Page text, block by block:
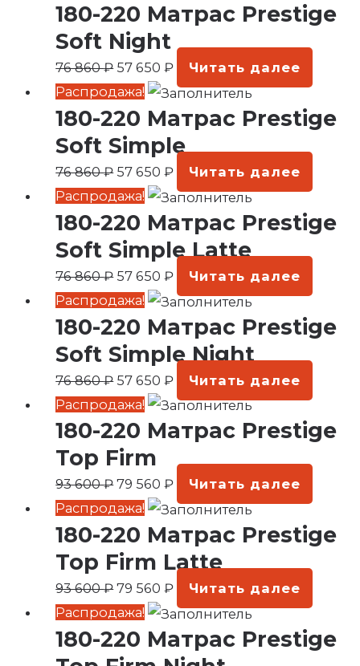
180-220 Матрас Prestige
Soft Night
76 860₽
цена
составляла
76
860 ₽.
57 650₽
цена:
650 ₽.
Читать далее
Распродажа!
180-220 Матрас Prestige
Soft Simple
76 860₽
Первоначальная
цена
составляла
76
860 ₽.
57 650₽
Текущая
цена:
57
650 ₽.
Читать далее
Распродажа!
180-220 Матрас Prestige
Soft Simple Latte
76 860₽
Первоначальная
цена
составляла
76
860 ₽.
57 650₽
Текущая
цена:
57
650 ₽.
Читать далее
Распродажа!
180-220 Матрас Prestige
Soft Simple Night
76 860₽
Первоначальная
цена
составляла
860 ₽.
57 650₽
Текущая
цена:
57
Читать далее
Распродажа!
180-220 Матрас Prestige
Top Firm
93 600₽
Первоначальная
цена
составляла
93
600 ₽.
79 560₽
Текущая
цена:
560 ₽.
Читать далее
Распродажа!
180-220 Матрас Prestige
Top Firm Latte
93 600₽
Первоначальная
цена
составляла
93
600 ₽.
79 560₽
Текущая
цена:
79
560 ₽.
Читать далее
Распродажа!
180-220 Матрас Prestige
Первоначальная
цена
составляла
Текущая
цена:
79